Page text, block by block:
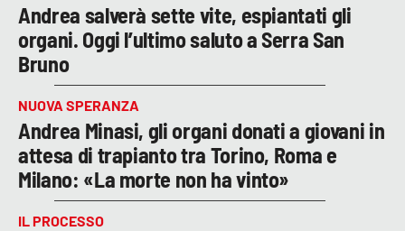
Andrea salverà sette vite, espiantati gli
organi. Oggi l’ultimo saluto a Serra San
Bruno
NUOVA SPERANZA
Andrea Minasi, gli organi donati a giovani in
attesa di trapianto tra Torino, Roma e
Milano: «La morte non ha vinto»
IL PROCESSO